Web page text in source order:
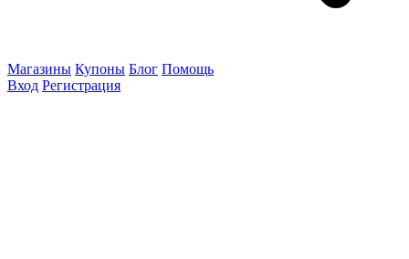
Магазины Купоны Блог Помощь
Вход Регистрация